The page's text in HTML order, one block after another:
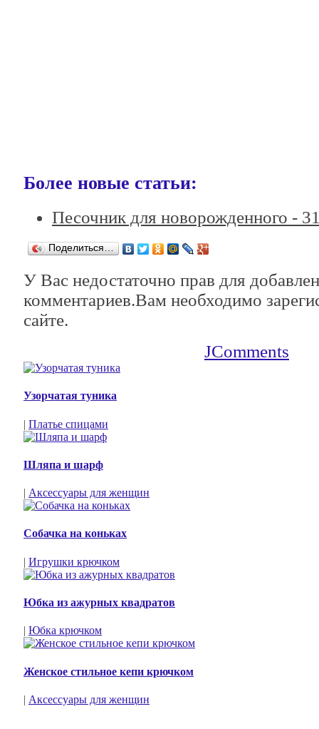
Более новые статьи:
Песочник для новорожденного -
Поделиться…
У Вас недостаточно прав для
комментариев.Вам необходимо
сайте.
JComments
Узорчатая туника
| Платье спицами
Шляпа и шарф
| Аксессуары для женщин
Собачка на коньках
| Игрушки крючком
Юбка из ажурных квадратов
| Юбка крючком
Женское стильное кепи крючком
| Аксессуары для женщин